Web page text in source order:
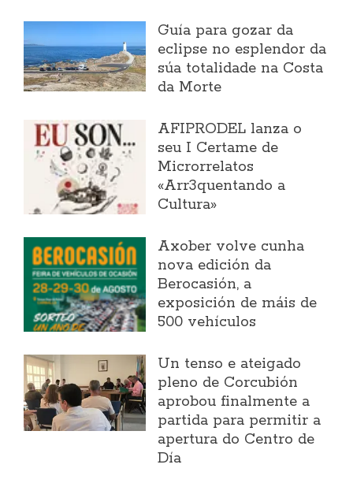
Guía para gozar da
eclipse no esplendor da
súa totalidade na Costa
da Morte
AFIPRODEL lanza o
seu I Certame de
Microrrelatos
«Arr3quentando a
Cultura»
Axober volve cunha
nova edición da
Berocasión, a
exposición de máis de
500 vehículos
Un tenso e ateigado
pleno de Corcubión
aprobou finalmente a
partida para permitir a
apertura do Centro de
Día